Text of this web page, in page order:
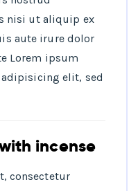
nisi ut aliquip ex
aute irure dolor
Lorem ipsum
elit, sed
incense
consectetur